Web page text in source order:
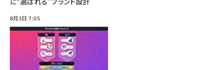
8月3日 7:05